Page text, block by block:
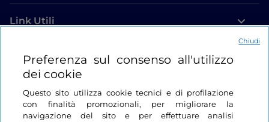
Link Utili
Login
Restiamo in contatto
Preferenza sul consenso all'utilizzo
dei cookie
Questo sito utilizza cookie tecnici e di profilazione
con finalità promozionali, per migliorare la
navigazione del sito e per effettuare analisi
Chiudi